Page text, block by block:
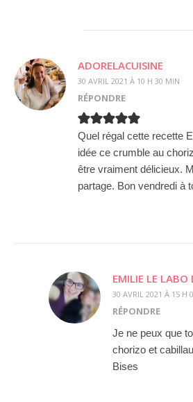
ADORELACUISINE
30 AVRIL 2021 À 10 H 30 MIN
RÉPONDRE
Quel régal cette recette
idée ce crumble au
être vraiment délicieux.
partage. Bon vendredi à
EMILIE LE
30 AVRIL 2021 À 15 H
RÉPONDRE
Je ne peux que
chorizo et
Bises